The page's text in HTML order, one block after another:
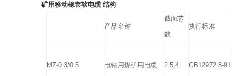
矿用移动橡套软电缆 结构
产品名称
截面芯
数
执行标准
MZ-0.3/0.5 电钻用煤矿用电缆 2.5,4 GB12972.8-91